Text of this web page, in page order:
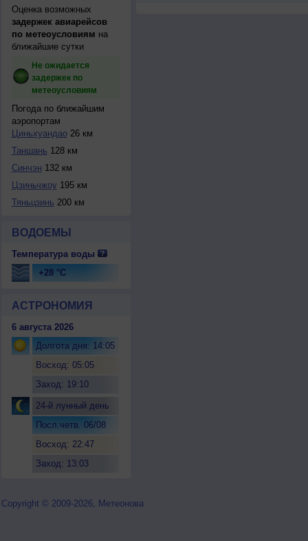
Оценка возможных
задержек авиарейсов
по метеоусловиям на
ближайшие сутки
Не ожидается
задержек по
метеоусловиям
Погода по ближайшим
аэропортам
Циньхуандао26 км
Таншань 128 км
Синчэн 132 км
Цзиньчжоу 195 км
Тяньцзинь 200 км
ВОДОЕМЫ
Температура воды
+28 °C
АСТРОНОМИЯ
6 августа 2026
Долгота дня: 14:05
Восход: 05:05
Заход: 19:10
24-й лунный день
Посл.четв. 06/08
Восход: 22:47
Заход: 13:03
Copyright © 2009-2026, Метеонова